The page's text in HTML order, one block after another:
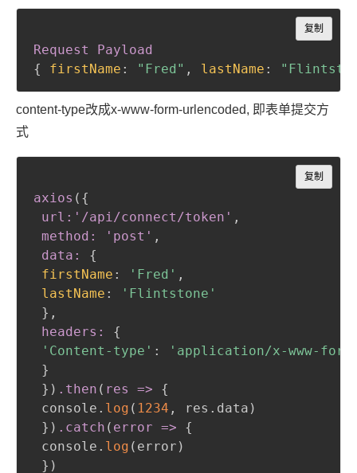
Request Payload
{
firstName : "Fred" , lastName :
复制
Copy
content-type改成x-www-form-urlencoded, 即表单提交方
式
axios ( {
url:'/api/connect/token' ,
method: 'post' ,
data:
{
firstName : 'Fred' ,
lastName :
'Flintstone'
} ,
headers:
{
'Content-type' :
'application/x-www-
}
} ) .then ( res =>
{
console. log ( 1234 , res.data )
} ) .catch ( error =>
{
console. log ( error )
} )
复制
Copy